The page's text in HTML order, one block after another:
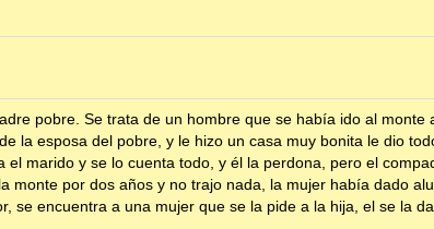
pobre. Se trata de un hombre que se había ido al
la esposa del pobre, y le hizo un casa muy bonita le dio
marido y se lo cuenta todo, y él la perdona, pero el
monte por dos años y no trajo nada, la mujer había dado
se encuentra a una mujer que se la pide a la hija, el se la